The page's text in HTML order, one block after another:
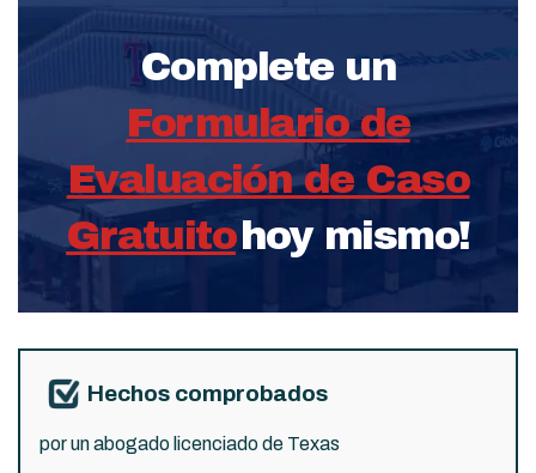
Complete un
Formulario de
Evaluación de Caso
Gratuitohoy mismo!
Hechos comprobados
por un abogado licenciado de Texas